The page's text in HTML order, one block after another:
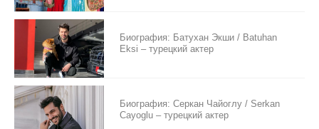
Биография: Батухан Экши / Batuhan
Eksi – турецкий актер
Биография: Серкан Чайоглу / Serkan
Cayoglu – турецкий актер